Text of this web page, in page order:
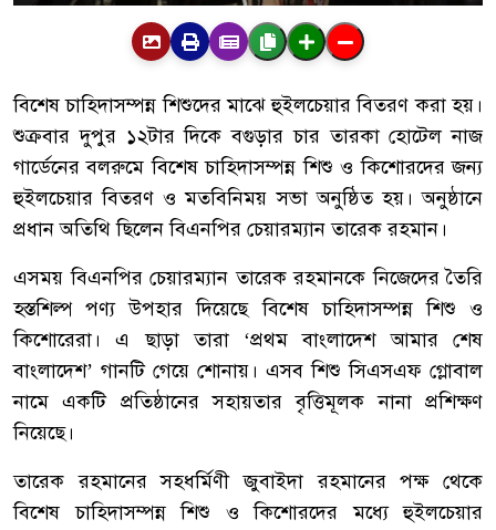
বিশেষ চাহিদাসম্পন্ন শিশুদের মাঝে হুইলচেয়ার বিতরণ করা হয়।
শুক্রবার দুপুর ১২টার দিকে বগুড়ার চার তারকা হোটেল নাজ
গার্ডেনের বলরুমে বিশেষ চাহিদাসম্পন্ন শিশু ও কিশোরদের জন্য
হুইলচেয়ার বিতরণ ও মতবিনিময় সভা অনুষ্ঠিত হয়। অনুষ্ঠানে
প্রধান অতিথি ছিলেন বিএনপির চেয়ারম্যান তারেক রহমান।
এসময় বিএনপির চেয়ারম্যান তারেক রহমানকে নিজেদের তৈরি
হস্তশিল্প পণ্য উপহার দিয়েছে বিশেষ চাহিদাসম্পন্ন শিশু ও
কিশোরেরা। এ ছাড়া তারা ‘প্রথম বাংলাদেশ আমার শেষ
বাংলাদেশ’ গানটি গেয়ে শোনায়। এসব শিশু সিএসএফ গ্লোবাল
নামে একটি প্রতিষ্ঠানের সহায়তার বৃত্তিমূলক নানা প্রশিক্ষণ
নিয়েছে।
তারেক রহমানের সহধর্মিণী জুবাইদা রহমানের পক্ষ থেকে
বিশেষ চাহিদাসম্পন্ন শিশু ও কিশোরদের মধ্যে হুইলচেয়ার